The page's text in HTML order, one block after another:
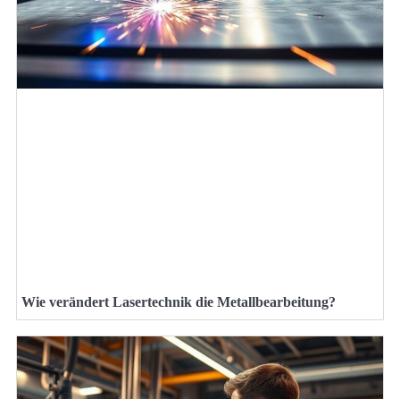
Wie verändert Lasertechnik die Metallbearbeitung?